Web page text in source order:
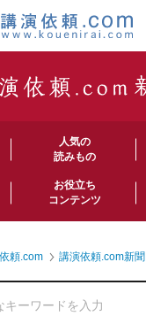
人気の
読みもの
お役立ち
コンテンツ
頼.com 講演依頼.com新聞